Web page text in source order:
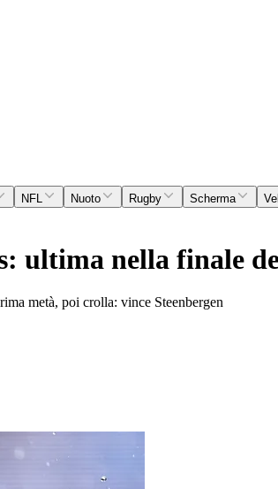
NFL Nuoto Rugby Scherma
ultima nella finale
metà, poi crolla: vince Steenbergen